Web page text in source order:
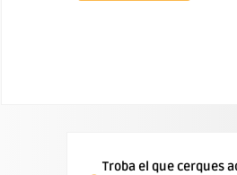
Troba el que cerques